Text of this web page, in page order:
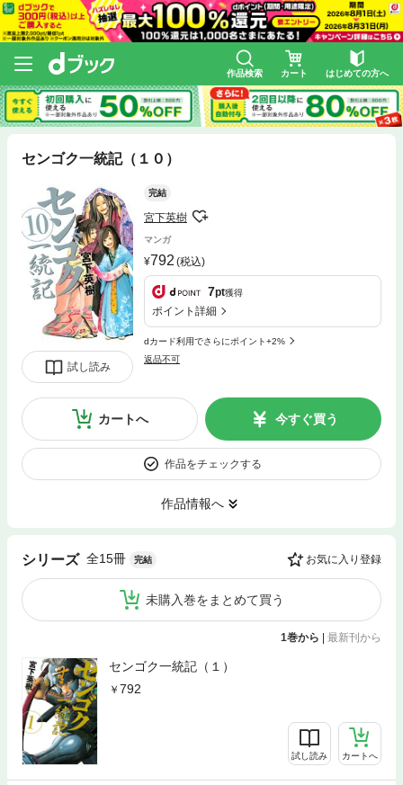
作品検索 カート はじめての方へ
センゴク一統記（１０）
試し読み
完結
宮下英樹
マンガ
792 (税込)
7pt獲得
ポイント詳細
dカード利用でさらにポイント+2%
返品不可
カートへ 今すぐ買う
作品をチェックする
作品情報へ
シリーズ 全15冊 完結 お気に入り登録
未購入巻をまとめて買う
1巻から | 最新刊から
センゴク一統記（１）
792
試し読み カートへ